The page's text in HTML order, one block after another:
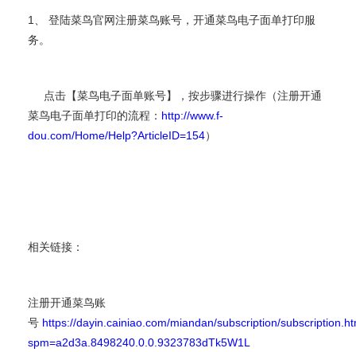
1、 登陆菜鸟官网注册菜鸟账号，开通菜鸟电子面单打印服
务。
点击【菜鸟电子面单账号】，按步骤进行操作（注册开通
菜鸟电子面单打印的流程： http://www.f-
dou.com/Home/Help?ArticleID=154）
相关链接：
注册开通菜鸟账
号 https://dayin.cainiao.com/miandan/subscription/
spm=a2d3a.8498240.0.0.9323783dTk5W1L